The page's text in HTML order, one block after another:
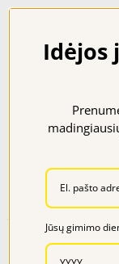
SECRID skyrius
Idėjos
Jūsų gimimo